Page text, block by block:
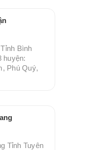
Bình
huyện:
Phú Quý,
Tỉnh Tuyên